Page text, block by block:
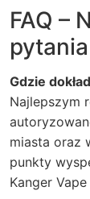
FAQ –
pytania
Gdzie
Najlepszym
miasta oraz
punkty
Kanger